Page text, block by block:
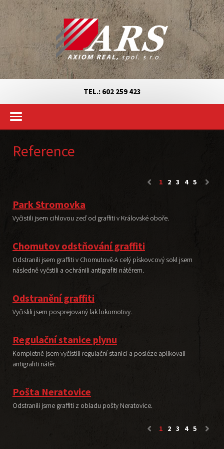
TEL.: 602 259 423
Reference
1 2 3 4 5
Park Stromovka
Vyčistili jsem cihlovou zeď od graffiti v Královské oboře.
Chomutov odstňování graffiti
Odstranili jsem graffiti v Chomutově.A celý pískovcový sokl jsem
následně vyčstili a ochránili antigrafiti nátěrem.
Odstranění graffiti
Vyčislili jsem posprejovaný lak lokomotivy.
Regulační stanice plynu
Kompletně jsem vyčistili regulační stanici a posléze aplikovali
antigrafiti nátěr.
Pošta Neratovice
Odstranili jsme graffiti z obladu pošty Neratovice.
1 2 3 4 5